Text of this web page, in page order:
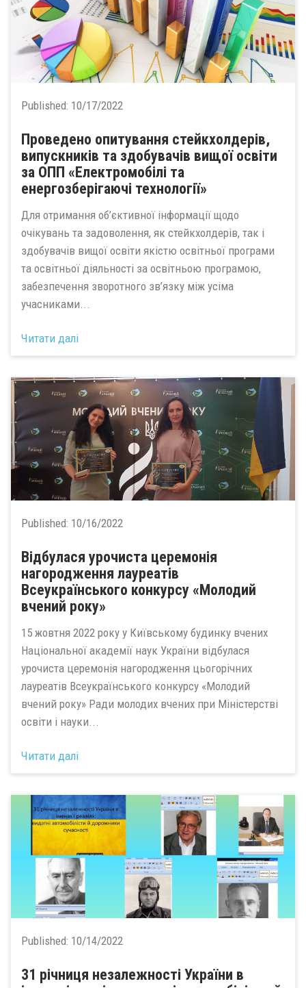
Published: 10/17/2022
Проведено опитування стейкхолдерів,
випускників та здобувачів вищої освіти
за ОПП «Електромобілі та
енергозберігаючі технології»
Для отримання об’єктивної інформації щодо
очікувань та задоволення, як стейкхолдерів, так і
здобувачів вищої освіти якістю освітньої програми
та освітньої діяльності за освітньою програмою,
забезпечення зворотного зв’язку між усіма
учасниками...
Читати далі
Published: 10/16/2022
Відбулася урочиста церемонія
нагородження лауреатів
Всеукраїнського конкурсу «Молодий
вчений року»
15 жовтня 2022 року у Київському будинку вчених
Національної академії наук України відбулася
урочиста церемонія нагородження цьогорічних
лауреатів Всеукраїнського конкурсу «Молодий
вчений року» Ради молодих вчених при Міністерстві
освіти і науки...
Читати далі
Published: 10/14/2022
31 річниця незалежності України в